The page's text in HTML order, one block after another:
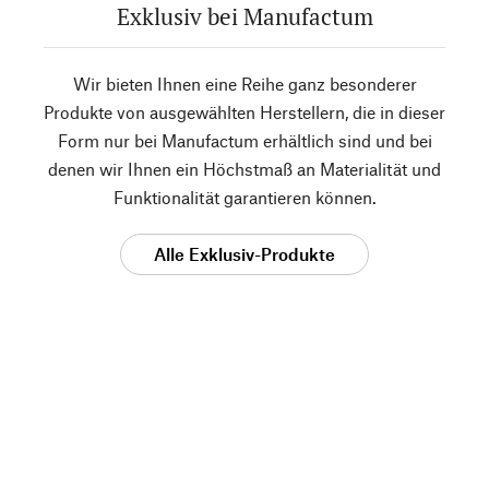
Exklusiv bei Manufactum
Wir bieten Ihnen eine Reihe ganz besonderer
Produkte von ausgewählten Herstellern, die in dieser
Form nur bei Manufactum erhältlich sind und bei
denen wir Ihnen ein Höchstmaß an Materialität und
Funktionalität garantieren können.
Alle Exklusiv-Produkte